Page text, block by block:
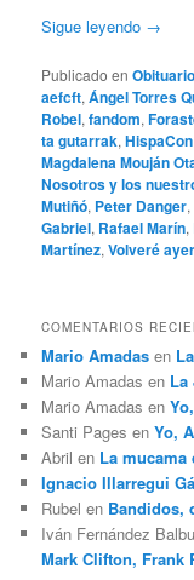
Sigue leyendo →
Publicado en Obituario
aefcft,Ángel Torres
Robel,fandom,
ta gutarrak,HispaCon
Magdalena Mouján
Nosotros y los
Mutiñó, Peter Danger,
Gabriel, Rafael Marín,
Martínez,Volveré ayer
COMENTARIOS
Mario Amadas en
Mario Amadas en La
Mario Amadas en
Santi Pages enYo,
Abril en La
Ignacio Illarregui
Rubel en Bandidos,
Iván Fernández
Mark Clifton, Frank